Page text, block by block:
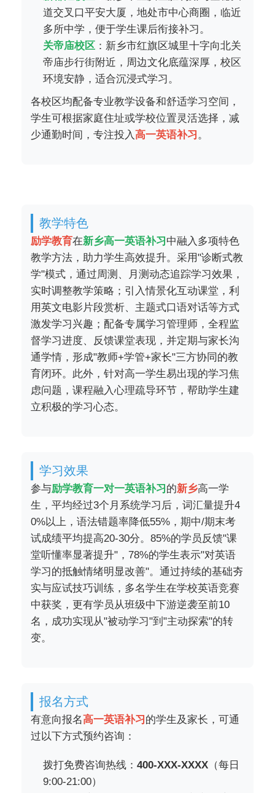
道交叉口平安大厦，地处市中心商圈，临近
多所中学，便于学生课后衔接补习。
关帝庙校区 ：新乡市红旗区城里十字向北关
帝庙步行街附近，周边文化底蕴深厚，校区
环境安静，适合沉浸式学习。
各校区均配备专业教学设备和舒适学习空间，
学生可根据家庭住址或学校位置灵活选择，减
少通勤时间，专注投入 高一英语补习 。
教学特色
励学教育在新乡高一英语补习 中融入多项特色
教学方法，助力学生高效提升。采用"诊断式教
学"模式，通过周测、月测动态追踪学习效果，
实时调整教学策略；引入情景化互动课堂，利
用英文电影片段赏析、主题式口语对话等方式
激发学习兴趣；配备专属学习管理师，全程监
督学习进度、反馈课堂表现，并定期与家长沟
通学情，形成"教师+学管+家长"三方协同的教
育闭环。此外，针对高一学生易出现的学习焦
虑问题，课程融入心理疏导环节，帮助学生建
立积极的学习心态。
学习效果
参与励学教育一对一英语补习 的新乡高一学
生，平均经过3个月系统学习后，词汇量提升4
0%以上，语法错题率降低55%，期中/期末考
试成绩平均提高20-30分。85%的学员反馈"课
堂听懂率显著提升"，78%的学生表示"对英语
学习的抵触情绪明显改善"。通过持续的基础夯
实与应试技巧训练，多名学生在学校英语竞赛
中获奖，更有学员从班级中下游逆袭至前10
名，成功实现从"被动学习"到"主动探索"的转
变。
报名方式
有意向报名高一英语补习 的学生及家长，可通
过以下方式预约咨询：
拨打免费咨询热线： 400-XXX-XXXX （每日
9:00-21:00）